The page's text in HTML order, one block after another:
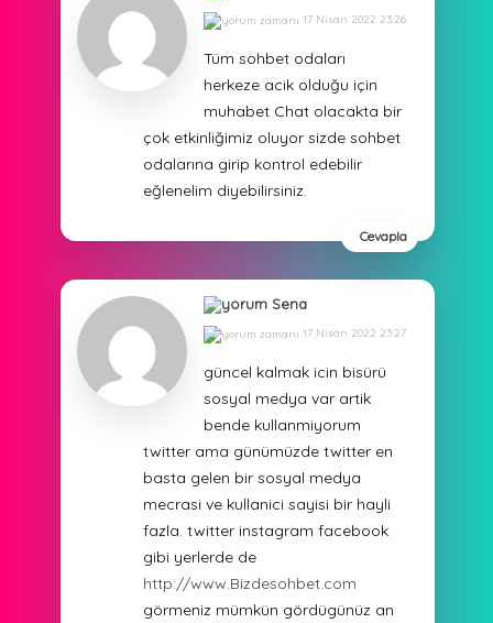
17 Nisan 2022 23:26
Tüm sohbet odaları
herkeze acik olduğu için
muhabet Chat olacakta bir
çok etkinliğimiz oluyor sizde sohbet
odalarına girip kontrol edebilir
eğlenelim diyebilirsiniz.
Cevapla
Sena
17 Nisan 2022 23:27
güncel kalmak icin bisürü
sosyal medya var artik
bende kullanmiyorum
twitter ama günümüzde twitter en
basta gelen bir sosyal medya
mecrasi ve kullanici sayisi bir hayli
fazla. twitter instagram facebook
gibi yerlerde de
http://www.Bizdesohbet.com
görmeniz mümkün gördügünüz an